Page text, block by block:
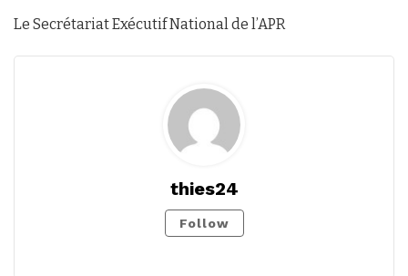
Le Secrétariat Exécutif National de l’APR
thies24
Follow